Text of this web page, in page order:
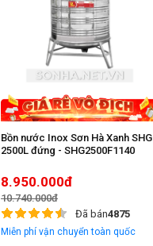
Bồn nước Inox Sơn Hà Xanh SHG
2500L đứng - SHG2500F1140
8.950.000đ
10.740.000đ
Đã bán4875
Miễn phí vận chuyển toàn quốc